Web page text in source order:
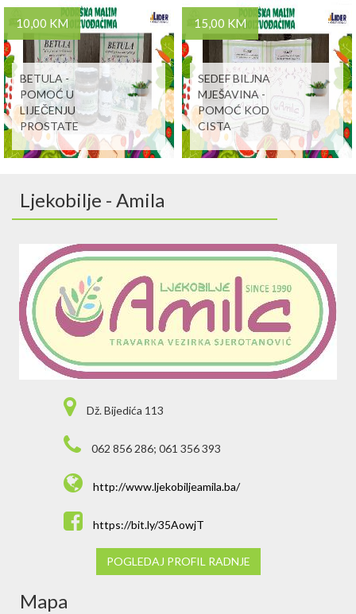
10,00 KM
BETULA -
POMOĆ U
LIJEČENJU
PROSTATE
15,00 KM
SEDEF BILJNA
MJEŠAVINA -
POMOĆ KOD
CISTA
Ljekobilje - Amila
Dž. Bijedića 113
062 856 286; 061 356 393
http://www.ljekobiljeamila.ba/
https://bit.ly/35AowjT
POGLEDAJ PROFIL RADNJE
Mapa